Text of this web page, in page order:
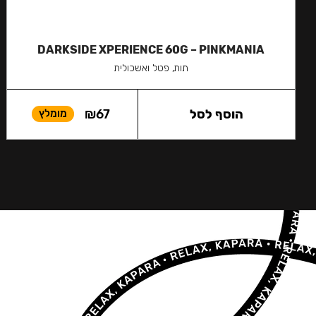
DARKSIDE XPERIENCE 60G – PINKMANIA
תות, פטל ואשכולית
₪67 מומלץ הוסף לסל